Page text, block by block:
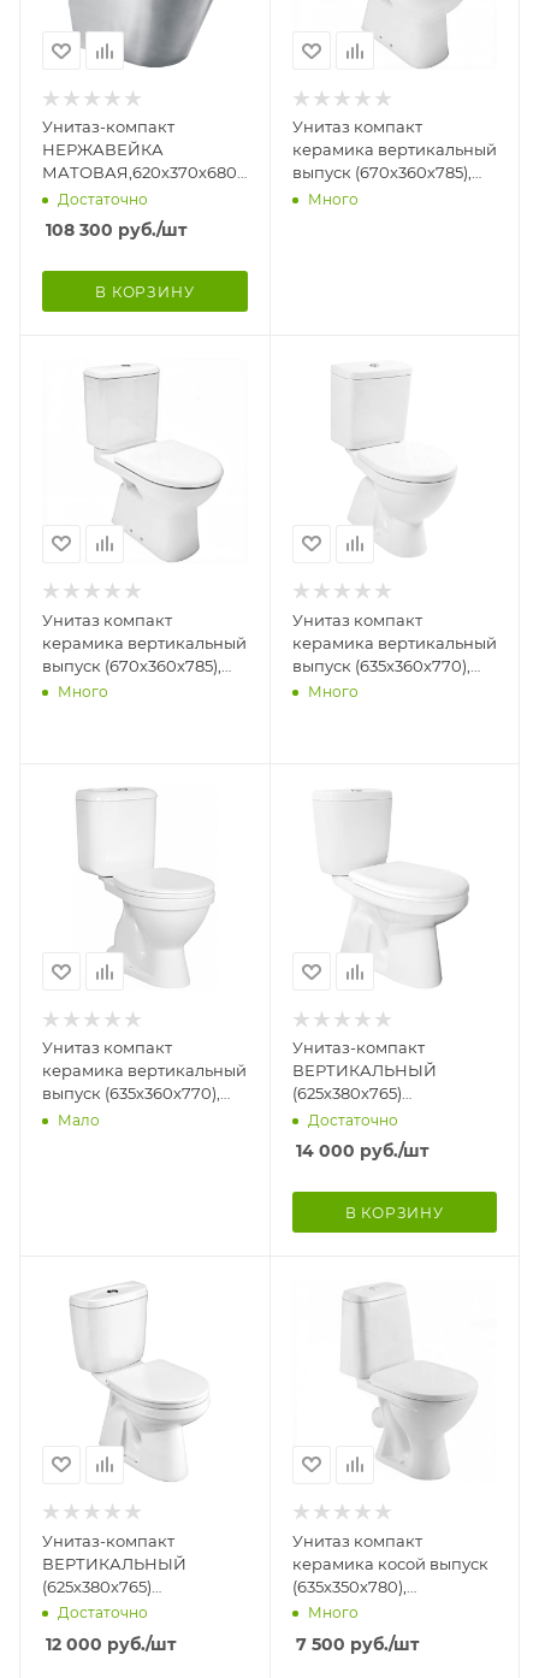
Унитаз-компакт
НЕРЖАВЕЙКА
МАТОВАЯ,620х370х680,ВЕРТИКАЛЬНЫЙ
100, сидение
дюропласт,подача снизу,
938
Достаточно
108 300 руб./шт
В КОРЗИНУ
Унитаз компакт
керамика вертикальный
выпуск (670х360х785),
комплектация Комфорт,
Много
Унитаз компакт
керамика вертикальный
выпуск (670х360х785),
комплектация Люкс,
Много
Унитаз компакт
керамика вертикальный
выпуск (635х360х770),
комплектация Комфорт,
Много
Унитаз компакт
керамика вертикальный
выпуск (635х360х770),
комплектация Комфорт,
Мало
Унитаз-компакт
ВЕРТИКАЛЬНЫЙ
(625х380х765)
ВОРОНКООБРАЗНЫЙ,
подводка СНИЗУ, 2
режим, А/Б Микролифт
Достаточно
14 000 руб./шт
В КОРЗИНУ
Унитаз-компакт
ВЕРТИКАЛЬНЫЙ
(625х380х765)
ВОРОНКООБРАЗНЫЙ,
подводка СНИЗУ, 2
режима, АНТИБАК
Достаточно
12 000 руб./шт
Унитаз компакт
керамика косой выпуск
(635х350х780),
комплектация Комфорт,
цвет Белый
Много
7 500 руб./шт